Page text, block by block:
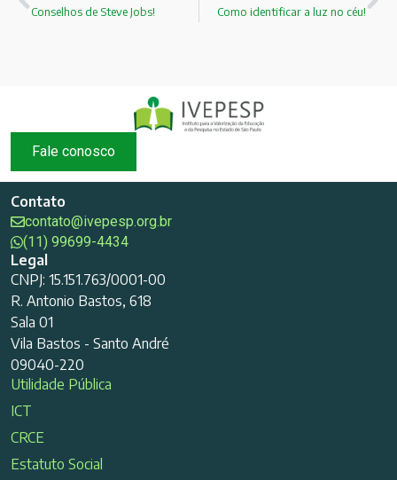
Conselhos de Steve Jobs! Como identificar a luz no céu!
Fale conosco
Contato
contato@ivepesp.org.br
(11) 99699-4434
Legal
CNPJ: 15.151.763/0001-00
R. Antonio Bastos, 618
Sala 01
Vila Bastos - Santo André
09040-220
Utilidade Pública
ICT
CRCE
Estatuto Social